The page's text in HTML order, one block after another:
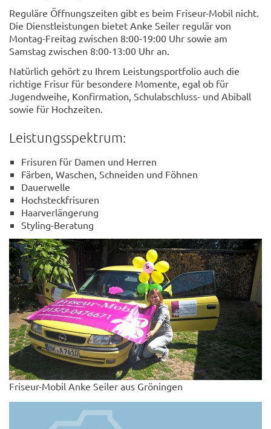
Reguläre Öffnungszeiten gibt es beim Friseur-Mobil nicht.
Die Dienstleistungen bietet Anke Seiler regulär von
Montag-Freitag zwischen 8:00-19:00 Uhr sowie am
Samstag zwischen 8:00-13:00 Uhr an.
Natürlich gehört zu Ihrem Leistungsportfolio auch die
richtige Frisur für besondere Momente, egal ob für
Jugendweihe, Konfirmation, Schulabschluss- und Abiball
sowie für Hochzeiten.
Leistungsspektrum:
Frisuren für Damen und Herren
Färben, Waschen, Schneiden und Föhnen
Dauerwelle
Hochsteckfrisuren
Haarverlängerung
Styling-Beratung
Friseur-Mobil Anke Seiler aus Gröningen